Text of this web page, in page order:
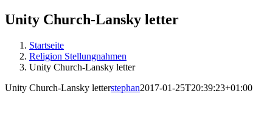
Unity Church-Lansky letter
Startseite
Religion Stellungnahmen
Unity Church-Lansky letter
Unity Church-Lansky letterstephan2017-01-25T20:39:23+01:00